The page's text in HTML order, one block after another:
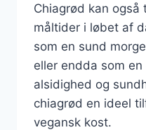
Chiagrød kan også
måltider i løbet af
som en sund
eller endda som
alsidighed og
chiagrød en ideel
vegansk kost.